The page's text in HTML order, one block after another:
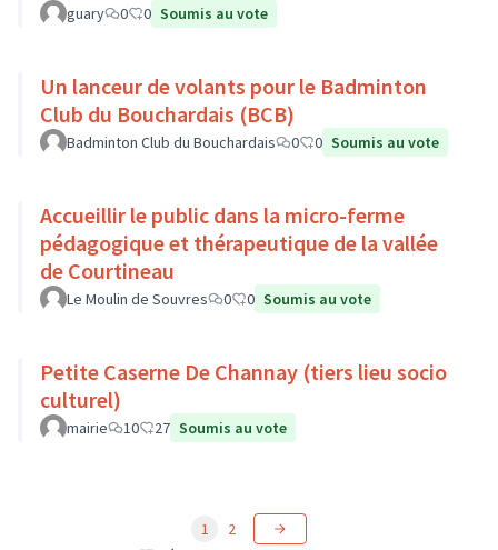
guary 0 0 Soumis au vote
Un lanceur de volants pour le Badminton
Club du Bouchardais (BCB)
Badminton Club du Bouchardais 0 0 Soumis au vote
Accueillir le public dans la micro-ferme
pédagogique et thérapeutique de la vallée
de Courtineau
Le Moulin de Souvres 0 0 Soumis au vote
Petite Caserne De Channay (tiers lieu socio
culturel)
mairie 10 27 Soumis au vote
1 2